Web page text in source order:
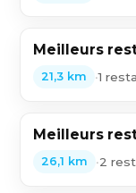
Meilleurs
21,3 km •1
Meilleurs
26,1 km •2